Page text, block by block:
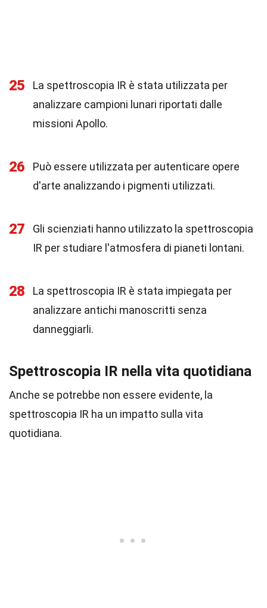
25
La spettroscopia IR è stata utilizzata per
analizzare campioni lunari riportati dalle
missioni Apollo.
26
Può essere utilizzata per autenticare opere
d'arte analizzando i pigmenti utilizzati.
27
Gli scienziati hanno utilizzato la spettroscopia
IR per studiare l'atmosfera di pianeti lontani.
28
La spettroscopia IR è stata impiegata per
analizzare antichi manoscritti senza
danneggiarli.
Spettroscopia IR nella vita quotidiana
Anche se potrebbe non essere evidente, la
spettroscopia IR ha un impatto sulla vita
quotidiana.